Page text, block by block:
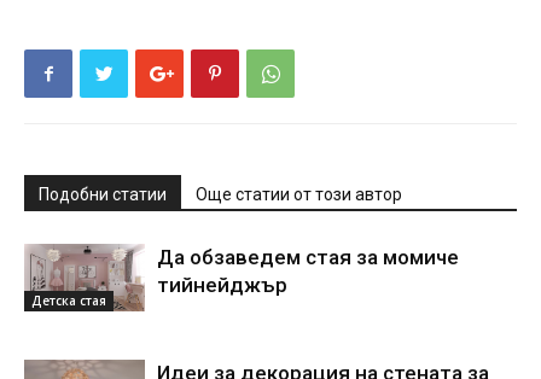
Подобни статии Още статии от този автор
Детска стая
Да обзаведем стая за момиче
тийнейджър
Идеи за декорация на стената за